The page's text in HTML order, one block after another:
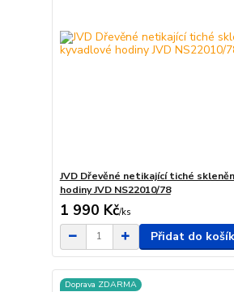
JVD Dřevěné netikající tiché
hodiny JVD NS22010/78
1 990 Kč/ks
Přidat do
Doprava ZDARMA